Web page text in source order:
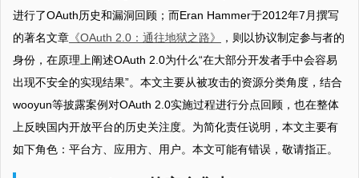
进行了OAuth历史和漏洞回顾；而Eran Hammer于2012年7月撰写
的著名文章 《OAuth 2.0：通往地狱之路》
，则以协议制定参与者的
身份，在原理上阐述OAuth 2.0为什么“在大部分开发者手中会容易
出现不安全的实现结果”。本文主要从被攻击的资源分类角度，结合
wooyun等披露案例对OAuth 2.0实施过程进行分点回顾，也在整体
上反映国内开放平台的历史关注度。为简化责任说明，本文主要有
如下角色：平台方、应用方、用户。本文可能有错误，敬请指正。